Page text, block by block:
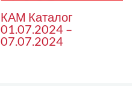
КАМ Каталог
01.07.2024 –
07.07.2024